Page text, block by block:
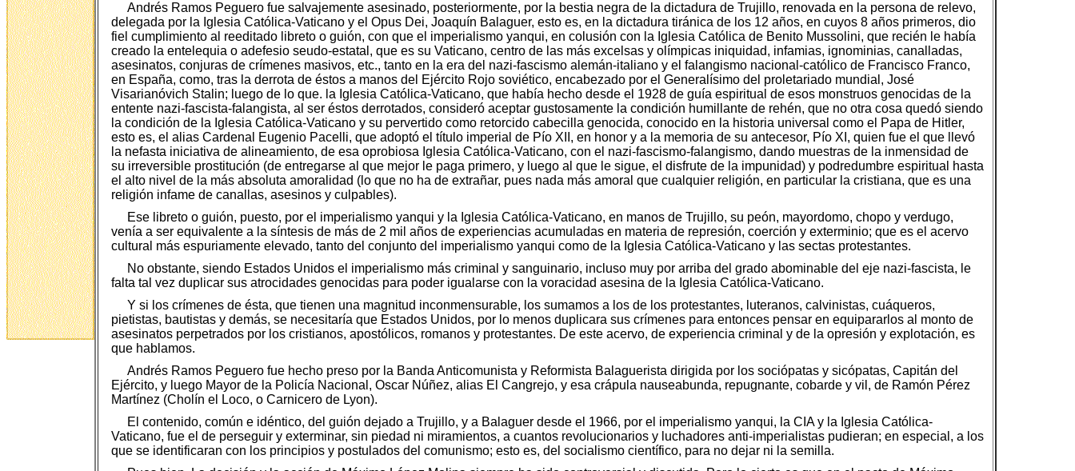
Andrés Ramos Peguero fue salvajemente asesinado, posteriormente, por la bestia negra de la dictadura de Trujillo, renovada en la persona de relevo,
delegada por la Iglesia Católica-Vaticano y el Opus Dei, Joaquín Balaguer, esto es, en la dictadura tiránica de los 12 años, en cuyos 8 años primeros, dio
fiel cumplimiento al reeditado libreto o guión, con que el imperialismo yanqui, en colusión con la Iglesia Católica de Benito Mussolini, que recién le había
creado la entelequia o adefesio seudo-estatal, que es su Vaticano, centro de las más excelsas y olímpicas iniquidad, infamias, ignominias, canalladas,
asesinatos, conjuras de crímenes masivos, etc., tanto en la era del nazi-fascismo alemán-italiano y el falangismo nacional-católico de Francisco Franco,
en España, como, tras la derrota de éstos a manos del Ejército Rojo soviético, encabezado por el Generalísimo del proletariado mundial, José
Visarianóvich Stalin; luego de lo que. la Iglesia Católica-Vaticano, que había hecho desde el 1928 de guía espiritual de esos monstruos genocidas de la
entente nazi-fascista-falangista, al ser éstos derrotados, consideró aceptar gustosamente la condición humillante de rehén, que no otra cosa quedó siendo
la condición de la Iglesia Católica-Vaticano y su pervertido como retorcido cabecilla genocida, conocido en la historia universal como el Papa de Hitler,
esto es, el alias Cardenal Eugenio Pacelli, que adoptó el título imperial de Pío XII, en honor y a la memoria de su antecesor, Pío XI, quien fue el que llevó
la nefasta iniciativa de alineamiento, de esa oprobiosa Iglesia Católica-Vaticano, con el nazi-fascismo-falangismo, dando muestras de la inmensidad de
su irreversible prostitución (de entregarse al que mejor le paga primero, y luego al que le sigue, el disfrute de la impunidad) y podredumbre espiritual hasta
el alto nivel de la más absoluta amoralidad (lo que no ha de extrañar, pues nada más amoral que cualquier religión, en particular la cristiana, que es una
religión infame de canallas, asesinos y culpables).
Ese libreto o guión, puesto, por el imperialismo yanqui y la Iglesia Católica-Vaticano, en manos de Trujillo, su peón, mayordomo, chopo y verdugo,
venía a ser equivalente a la síntesis de más de 2 mil años de experiencias acumuladas en materia de represión, coerción y exterminio; que es el acervo
cultural más espuriamente elevado, tanto del conjunto del imperialismo yanqui como de la Iglesia Católica-Vaticano y las sectas protestantes.
No obstante, siendo Estados Unidos el imperialismo más criminal y sanguinario, incluso muy por arriba del grado abominable del eje nazi-fascista, le
falta tal vez duplicar sus atrocidades genocidas para poder igualarse con la voracidad asesina de la Iglesia Católica-Vaticano.
Y si los crímenes de ésta, que tienen una magnitud inconmensurable, los sumamos a los de los protestantes, luteranos, calvinistas, cuáqueros,
pietistas, bautistas y demás, se necesitaría que Estados Unidos, por lo menos duplicara sus crímenes para entonces pensar en equipararlos al monto de
asesinatos perpetrados por los cristianos, apostólicos, romanos y protestantes. De este acervo, de experiencia criminal y de la opresión y explotación, es
que hablamos.
Andrés Ramos Peguero fue hecho preso por la Banda Anticomunista y Reformista Balaguerista dirigida por los sociópatas y sicópatas, Capitán del
Ejército, y luego Mayor de la Policía Nacional, Oscar Núñez, alias El Cangrejo, y esa crápula nauseabunda, repugnante, cobarde y vil, de Ramón Pérez
Martínez (Cholín el Loco, o Carnicero de Lyon).
El contenido, común e idéntico, del guión dejado a Trujillo, y a Balaguer desde el 1966, por el imperialismo yanqui, la CIA y la Iglesia Católica-
Vaticano, fue el de perseguir y exterminar, sin piedad ni miramientos, a cuantos revolucionarios y luchadores anti-imperialistas pudieran; en especial, a los
que se identificaran con los principios y postulados del comunismo; esto es, del socialismo científico, para no dejar ni la semilla.